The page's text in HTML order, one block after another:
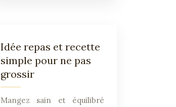
Idée repas et recette
simple pour ne pas
grossir
Mangez sain et équilibré